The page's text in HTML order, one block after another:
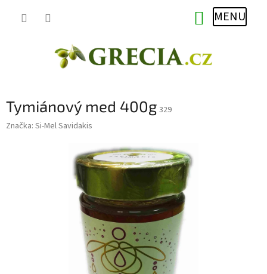
NÁKUPNÍ
KOŠÍK
Tymiánový med 400g 329
Značka: Si-Mel Savidakis